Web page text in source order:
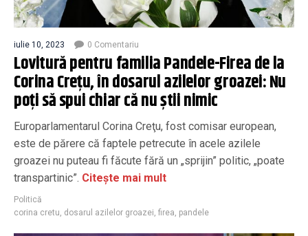
iulie 10, 2023 0 Comentariu
Lovitură pentru familia Pandele-Firea de la
Corina Crețu, în dosarul azilelor groazei: Nu
poţi să spui chiar că nu ştii nimic
Europarlamentarul Corina Creţu, fost comisar european,
este de părere că faptele petrecute în acele azilele
groazei nu puteau fi făcute fără un „sprijin” politic, „poate
transpartinic”. Citește mai mult
Politică
corina cretu, dosarul azilelor groazei, firea, pandele